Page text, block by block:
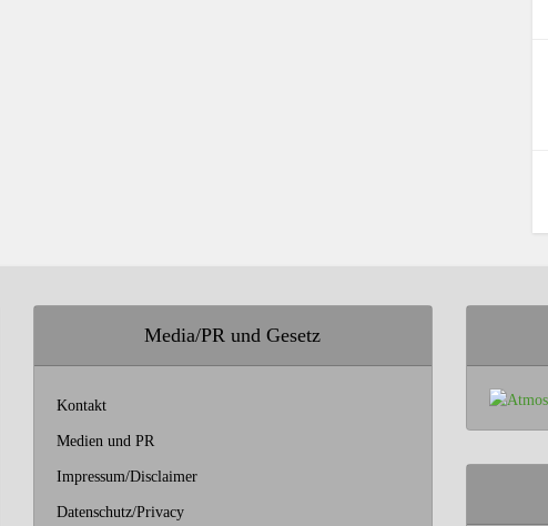
Media/PR und Gesetz
Kontakt
Medien und PR
Impressum/Disclaimer
Datenschutz/Privacy